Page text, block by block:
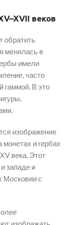
веков
обратить
менялась в
имели
часто
гаммой. В это
изображение
и гербах
века. Этот
западе и
Московии с